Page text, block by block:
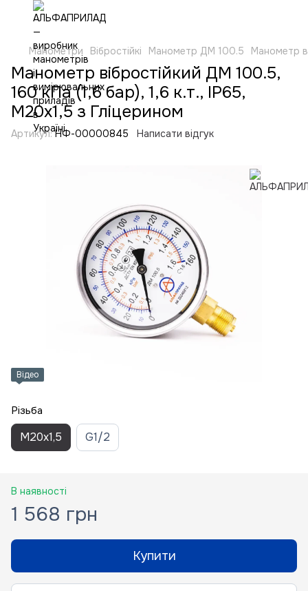
Манометри Вібростійкі Манометр ДМ 100.5 Манометр
Манометр вібростійкий ДМ 100.5,
160 кПа (1,6 бар), 1,6 к.т., IP65,
М20х1,5 з Гліцерином
Артикул:НФ-00000845 Написати відгук
Відео
Різьба
M20x1,5 G1/2
В наявності
1 568 грн
Купити